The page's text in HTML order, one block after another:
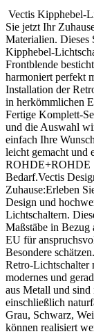
Vectis Kipphebel-
Sie jetzt Ihr
Materialien. Dieses
Kipphebel-
Frontblende
harmoniert perfekt
Installation der
in herkömmlichen
Fertige Komplett-
und die Auswahl
einfach Ihre
leicht gemacht und
ROHDE+ROHDE
Bedarf.Vectis
Zuhause:Erleben
Design und
Lichtschaltern.
Maßstäbe in
EU für
Besondere
Retro-Lichtschalter
modernes und
aus Metall und
einschließlich
Grau, Schwarz,
können realisiert